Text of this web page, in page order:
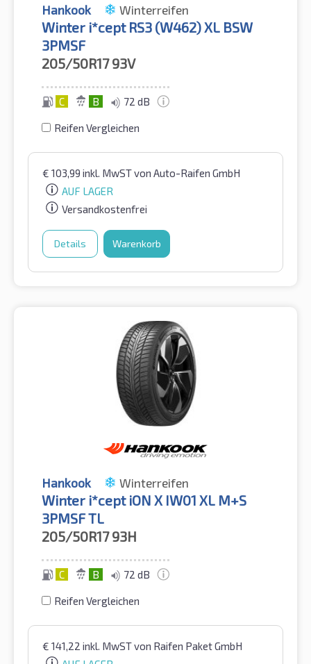
Hankook Winterreifen
Winter i*cept RS3 (W462) XL BSW
3PMSF
205/50R17 93V
C B 72 dB
Reifen Vergleichen
€ 103,99 inkl. MwSTvon Auto-Raifen GmbH
AUF LAGER
Versandkostenfrei
Details Warenkorb
Hankook Winterreifen
Winter i*cept iON X IW01 XL M+S
3PMSF TL
205/50R17 93H
C B 72 dB
Reifen Vergleichen
€ 141,22 inkl. MwSTvon Raifen Paket GmbH